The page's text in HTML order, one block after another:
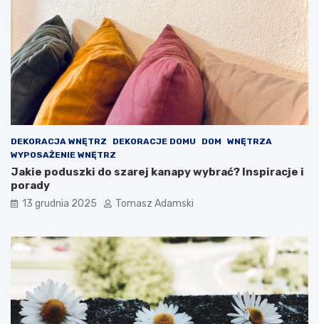
DEKORACJA WNĘTRZ DEKORACJE DOMU DOM
WNĘTRZA
WYPOSAŻENIE WNĘTRZ
Jakie poduszki do szarej kanapy wybrać? Inspiracje i
porady
13 grudnia 2025 Tomasz Adamski